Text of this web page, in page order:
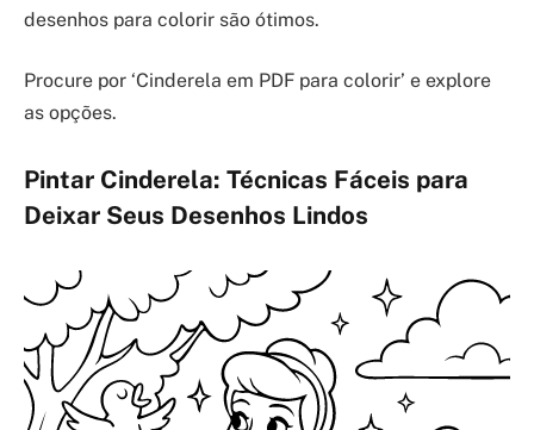
desenhos para colorir são ótimos.
Procure por ‘Cinderela em PDF para colorir’ e explore
as opções.
Pintar Cinderela: Técnicas Fáceis para
Deixar Seus Desenhos Lindos